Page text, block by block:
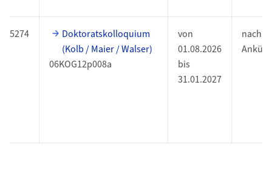
5274
Doktoratskolloquium
(Kolb / Maier / Walser)
06KOG12p008a
von
01.08.2026
bis
31.01.2027
nach